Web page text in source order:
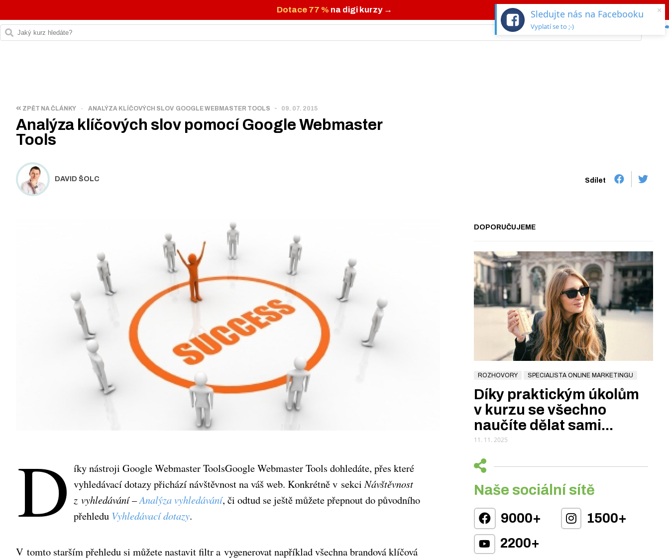
Dotace 77 % na digi kurzy →
ZPĚT NA ČLÁNKY - ANALÝZA KLÍČOVÝCH SLOV GOOGLE WEBMASTER TOOLS - 09. 07. 2015
Analýza klíčových slov pomocí Google Webmaster
Tools
DAVID ŠOLC Sdílet
D íky nástroji Google Webmaster ToolsGoogle Webmaster Tools dohledáte, přes které
vyhledávací dotazy přichází návštěvnost na váš web. Konkrétně v sekciNávštěvnost
z vyhledávání–Analýza vyhledávání, či odtud se ještě můžete přepnout do původního
přehledu Vyhledávací dotazy.
V tomto starším přehledu si můžete nastavit filtr a vygenerovat například všechna brandová klíčová
DOPORUČUJEME
ROZHOVORY SPECIALISTA ONLINE MARKETINGU
Díky praktickým úkolům
v kurzu se všechno
naučíte dělat sami...
11. 11. 2025
Naše sociální sítě
9000+
1500+
2200+
×
Sledujte nás na Facebooku
Vyplatí se to ;-)